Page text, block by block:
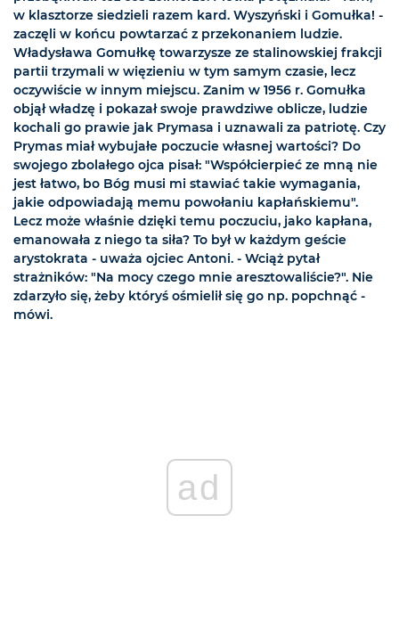
w klasztorze siedzieli razem kard. Wyszyński i Gomułka! -
zaczęli w końcu powtarzać z przekonaniem ludzie.
Władysława Gomułkę towarzysze ze stalinowskiej frakcji
partii trzymali w więzieniu w tym samym czasie, lecz
oczywiście w innym miejscu. Zanim w 1956 r. Gomułka
objął władzę i pokazał swoje prawdziwe oblicze, ludzie
kochali go prawie jak Prymasa i uznawali za patriotę. Czy
Prymas miał wybujałe poczucie własnej wartości? Do
swojego zbolałego ojca pisał: "Współcierpieć ze mną nie
jest łatwo, bo Bóg musi mi stawiać takie wymagania,
jakie odpowiadają memu powołaniu kapłańskiemu".
Lecz może właśnie dzięki temu poczuciu, jako kapłana,
emanowała z niego ta siła? To był w każdym geście
arystokrata - uważa ojciec Antoni. - Wciąż pytał
strażników: "Na mocy czego mnie aresztowaliście?". Nie
zdarzyło się, żeby któryś ośmielił się go np. popchnąć -
mówi.
ad